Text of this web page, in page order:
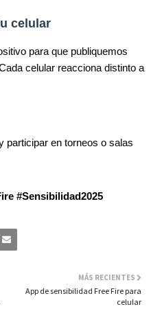
celular
para que publiquemos
celular reacciona distinto a
participar en torneos o salas
#Sensibilidad2025
MÁS RECIENTES
App de sensibilidad Free Fire para
celular